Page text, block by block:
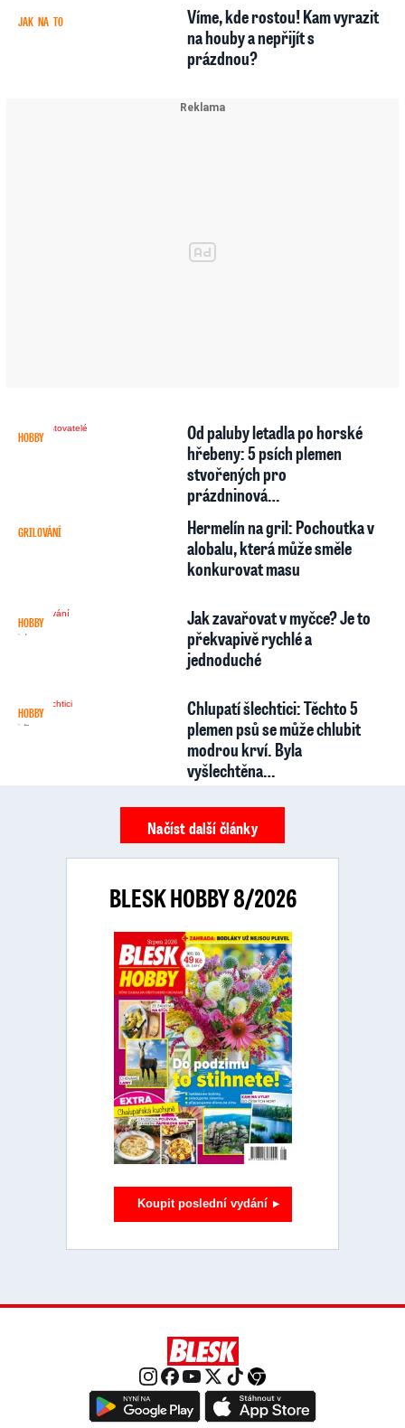
JAK NA TO
5 77
Víme, kde rostou! Kam vyrazit
na houby a nepřijít s
prázdnou?
HOBBY
Od paluby letadla po horské
hřebeny: 5 psích plemen
stvořených pro
prázdninová…
GRILOVÁNÍ
Hermelín na gril: Pochoutka v
alobalu, která může směle
konkurovat masu
HOBBY
7
Jak zavařovat v myčce? Je to
překvapivě rychlé a
jednoduché
HOBBY
2
Chlupatí šlechtici: Těchto 5
plemen psů se může chlubit
modrou krví. Byla
vyšlechtěna…
Načíst další články
BLESK HOBBY 8/2026
Koupit poslední vydání